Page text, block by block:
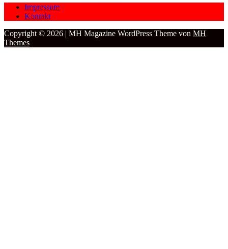
Impressum
Kontakt
Copyright © 2026 | MH Magazine WordPress Theme von MH
Themes